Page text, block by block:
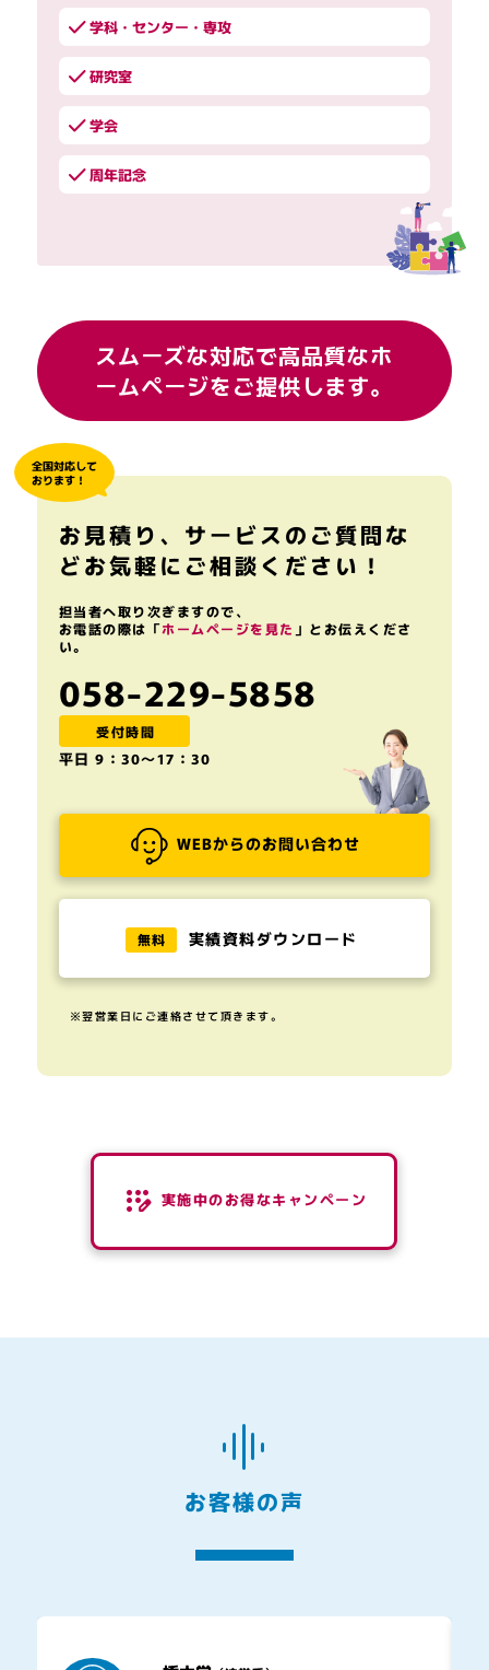
学科・センター・専攻
研究室
学会
周年記念
スムーズな対応で高品質なホ
ームページをご提供します。
全国対応して
おります！
お見積り、サービスのご質問な
どお気軽にご相談ください！
担当者へ取り次ぎますので、
お電話の際は「ホームページを見た 」とお伝えくださ
い。
058-229-5858
受付時間
平日 9：30～17：30
WEBからのお問い合わせ
無料 実績資料ダウンロード
※翌営業日にご連絡させて頂きます。
実施中のお得なキャンペーン
お客様の声